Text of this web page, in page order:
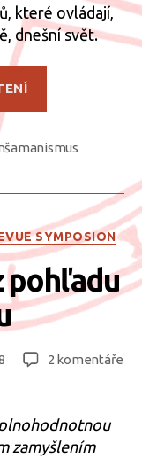
které ovládají,
dnešní svět.
mobilní
SYMPOSION
pohľadu
2 komentáře
zamyšlením